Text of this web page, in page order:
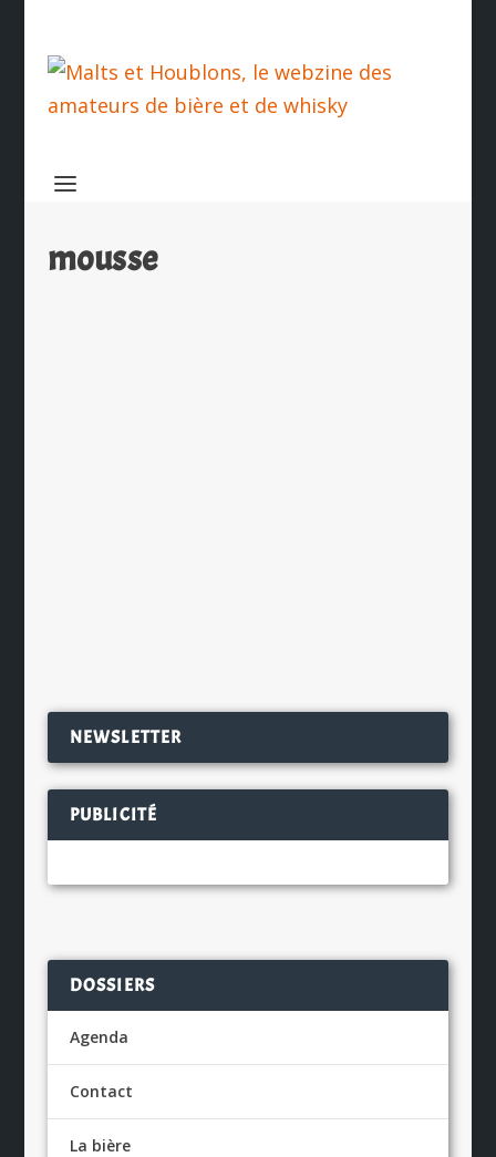
mousse
NEWSLETTER
PUBLICITÉ
DOSSIERS
Agenda
Contact
La bière